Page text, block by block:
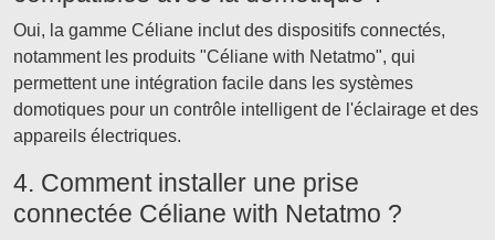
Oui, la gamme Céliane inclut des dispositifs connectés,
notamment les produits "Céliane with Netatmo", qui
permettent une intégration facile dans les systèmes
domotiques pour un contrôle intelligent de l'éclairage et des
appareils électriques.
4. Comment installer une prise
connectée Céliane with Netatmo ?